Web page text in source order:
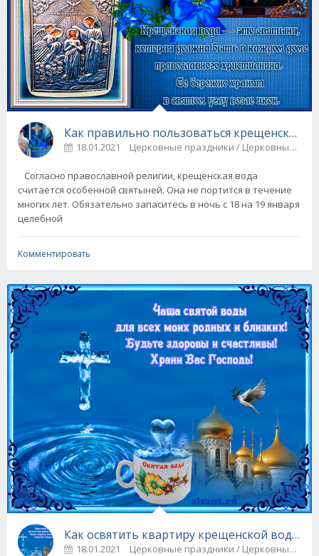
Как правильно пользоваться крещенской
18.01.2021 Церковные праздники / Церковные
Согласно православной религии, крещенская вода
считается особенной святыней. Она не портится в течение
многих лет. Обязательно запаситесь в ночь с 18 на 19 января
целебной
Комментировать
Как освятить квартиру крещенской водой
18.01.2021 Церковные праздники / Церковные